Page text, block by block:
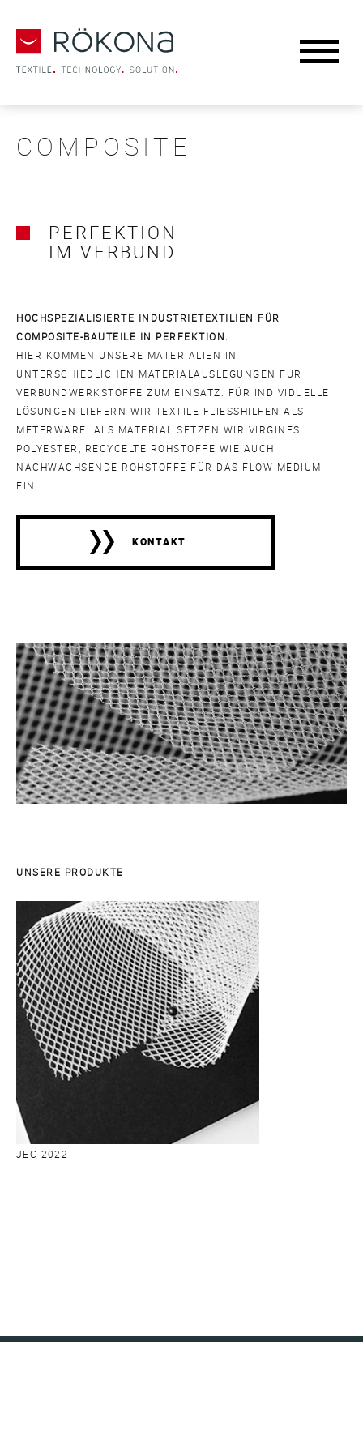
COMPOSITE
PERFEKTION
IM VERBUND
HOCHSPEZIALISIERTE INDUSTRIETEXTILIEN FÜR
COMPOSITE-BAUTEILE IN PERFEKTION.
HIER KOMMEN UNSERE MATERIALIEN IN
UNTERSCHIEDLICHEN MATERIALAUSLEGUNGEN FÜR
VERBUNDWERKSTOFFE ZUM EINSATZ. FÜR INDIVIDUELLE
LÖSUNGEN LIEFERN WIR TEXTILE FLIESSHILFEN ALS
METERWARE. ALS MATERIAL SETZEN WIR VIRGINES
POLYESTER, RECYCELTE ROHSTOFFE WIE AUCH
NACHWACHSENDE ROHSTOFFE FÜR DAS FLOW MEDIUM
EIN.
KONTAKT
UNSERE PRODUKTE
JEC 2022